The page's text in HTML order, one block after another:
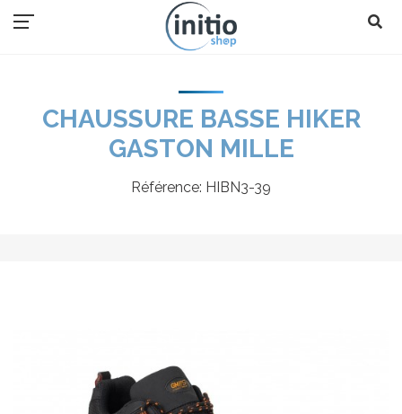
CHAUSSURE BASSE HIKER
GASTON MILLE
Référence: HIBN3-39